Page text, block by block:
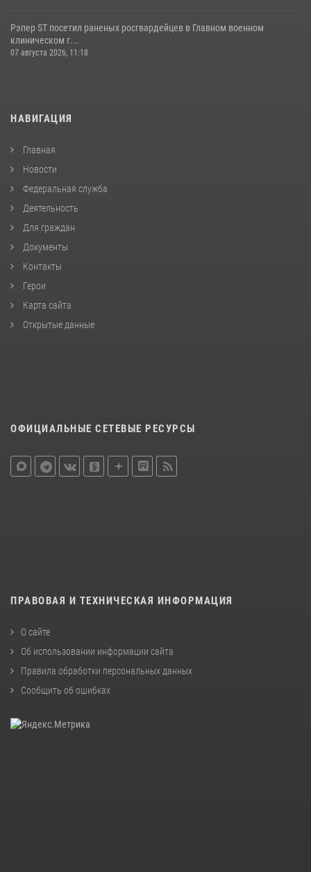
Рэпер ST посетил раненых росгвардейцев в Главном военном
клиническом г...
07 августа 2026, 11:18
НАВИГАЦИЯ
Главная
Новости
Федеральная служба
Деятельность
Для граждан
Документы
Контакты
Герои
Карта сайта
Открытые данные
ОФИЦИАЛЬНЫЕ СЕТЕВЫЕ РЕСУРСЫ
ПРАВОВАЯ И ТЕХНИЧЕСКАЯ ИНФОРМАЦИЯ
О сайте
Об использовании информации сайта
Правила обработки персональных данных
Сообщить об ошибках